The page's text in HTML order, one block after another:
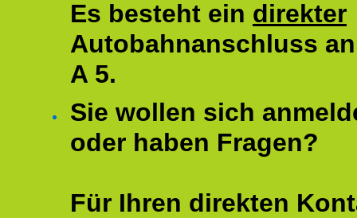
Es besteht ein direkter
Autobahnanschluss
A 5.
Sie wollen sich
oder haben Fragen?
Für Ihren direkten